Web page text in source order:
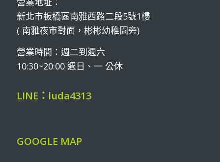
新北市板橋區南雅西路二段5號1樓
( 南雅夜市對面，彬彬幼稚園旁)
營業時間：週二到週六
10:30~20:00 週日、一 公休
LINE：luda4313
GOOGLE MAP